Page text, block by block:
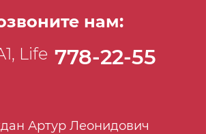
Артур Леонидович
нам:
Life 778-22-55